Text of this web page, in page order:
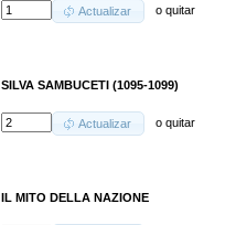
Actualizar oquitar
SILVA SAMBUCETI (1095-1099)
Actualizar oquitar
IL MITO DELLA NAZIONE